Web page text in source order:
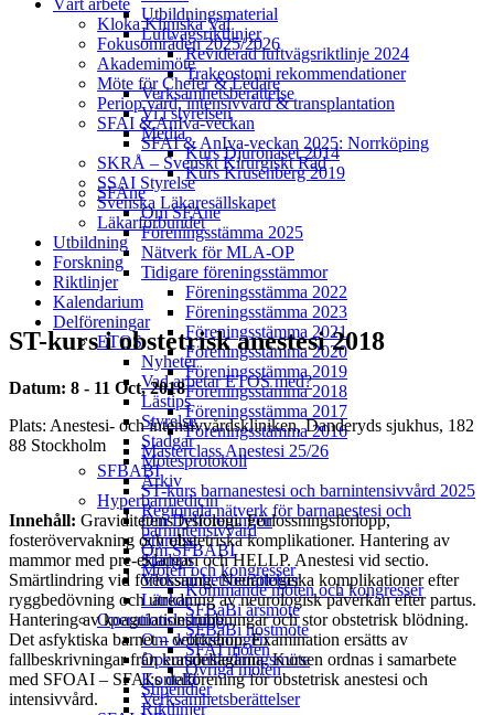
Utbildningsmaterial
Luftvägsriktlinjer
Reviderad luftvägsriktlinje 2024
Trakeostomi rekommendationer
Verksamhetsberättelse
Vi i styrelsen
Media
Kurs Djurönäset 2014
Kurs Krusenberg 2019
SFAne
Om SFAne
Föreningsstämma 2025
Nätverk för MLA-OP
Tidigare föreningsstämmor
Föreningsstämma 2022
Föreningsstämma 2023
Föreningsstämma 2021
Föreningsstämma 2020
Föreningsstämma 2019
Föreningsstämma 2018
Föreningsstämma 2017
Föreningsstämma 2016
Masterclass Anestesi 25/26
SFBABI
ST-kurs barnanestesi och barnintensivvård 2025
Regionala nätverk för barnanestesi och
barnintensivvård
Om SFBABI
Möten och kongresser
Kommande möten och kongresser
SFBaBi årsmöte
SFBaBi höstmöte
SFAI möten
Övriga möten
Stipendier
Riktlinjer
Vårt arbete
Kloka Kliniska Val
Fokusområden 2025/2026
Akademimöte
Möte för Chefer & Ledare
Periop vård, intensivvård & transplantation
SFAI & AnIva-veckan
SFAI & AnIva-veckan 2025: Norrköping
SKRÅ – Svenskt Kirurgiskt Råd
SSAI Styrelse
Svenska Läkaresällskapet
Läkarförbundet
Utbildning
Forskning
Riktlinjer
Kalendarium
Delföreningar
ETOS
Nyheter
Vad arbetar ETOS med?
Lästips
Styrelse
Stadgar
Mötesprotokoll
Arkiv
Hyperbarmedicin
Om Delföreningen
Styrelse
Stadgar
Verksamhetsberättelser
Länkar
Operationsledning
Om delföreningen
Operationsledningsmöte
Kontakt
Verksamhetsberättelser
ST-kurs i obstetrisk anestesi 2018
Datum: 8 - 11 Oct, 2018
Plats: Anestesi- och intensivvårdskliniken, Danderyds sjukhus, 182
88 Stockholm
Innehåll: Graviditetens fysiologi.Förlossningsförlopp,
fosterövervakning och obstetriska komplikationer. Hantering av
mammor med pre-eklampsi och HELLP. Anestesi vid sectio.
Smärtlindring vid förlossning.Neurologiska komplikationer efter
ryggbedövning och utredning av neurologisk påverkanefter partus.
Hantering av koagulationsrubbningar och stor obstetrisk blödning.
Det asfyktiska barnet–workshop. Examination ersätts av
fallbeskrivningar frånkursdeltagarna.Kursen ordnas i samarbete
med SFOAI – SFAI:sdelföreningför obstetrisk anestesi och
intensivvård.